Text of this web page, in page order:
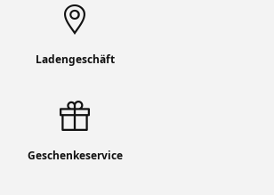
Ladengeschäft
Geschenkeservice